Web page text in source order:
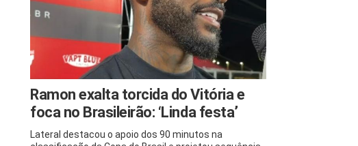
Ramon exalta torcida do Vitória e
foca no Brasileirão: ‘Linda festa’
Lateral destacou o apoio dos 90 minutos na